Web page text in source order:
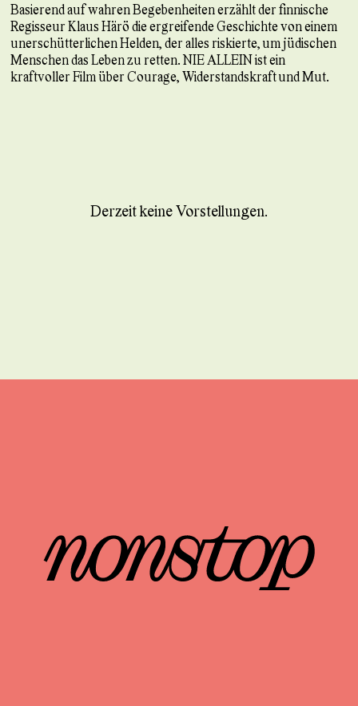
Derzeit keine Vorstellungen.
Basierend auf wahren Begebenheiten erzählt der finnische
Regisseur Klaus Härö die ergreifende Geschichte von einem
unerschütterlichen Helden, der alles riskierte, um jüdischen
Menschen das Leben zu retten. NIE ALLEIN ist ein
kraftvoller Film über Courage, Widerstandskraft und Mut.